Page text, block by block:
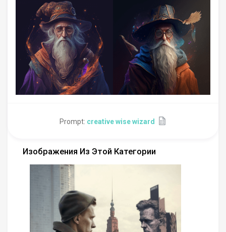
Prompt: creative wise wizard
Изображения Из Этой Категории